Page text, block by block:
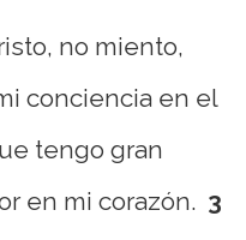
no miento,
conciencia en el
tengo gran
en mi corazón. 3